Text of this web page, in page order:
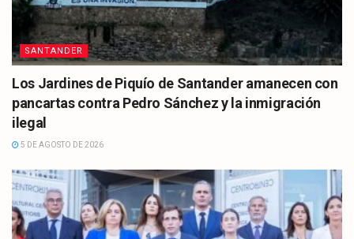
SANTANDER
Los Jardines de Piquío de Santander amanecen con
pancartas contra Pedro Sánchez y la inmigración
ilegal
5 DE AGOSTO DE 2026